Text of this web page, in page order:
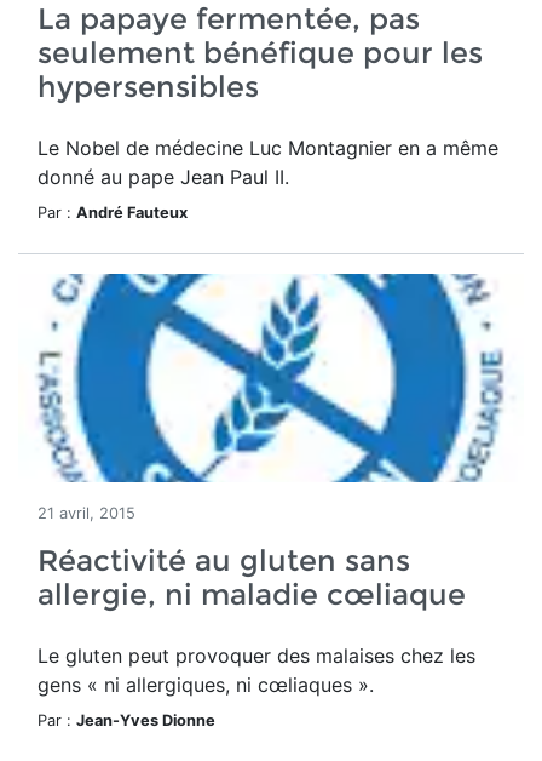
La papaye fermentée, pas
seulement bénéfique pour les
hypersensibles
Le Nobel de médecine Luc Montagnier en a même
donné au pape Jean Paul II.
Par : André Fauteux
21 avril, 2015
Réactivité au gluten sans
allergie, ni maladie cœliaque
Le gluten peut provoquer des malaises chez les
gens « ni allergiques, ni cœliaques ».
Par : Jean-Yves Dionne